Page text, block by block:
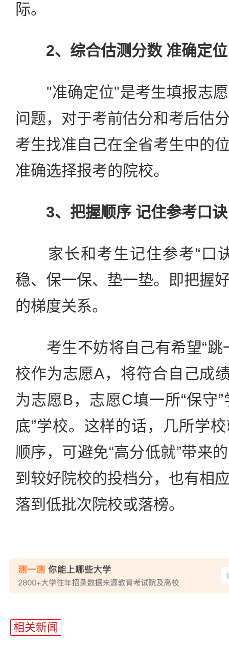
际。
2、综合估测分数 准确定位
"准确定位"是考生填报志愿
问题，对于考前估分和考后估
考生找准自己在全省考生中的
准确选择报考的院校。
3、把握顺序 记住参考口诀
家长和考生记住参考“口
稳、保一保、垫一垫。即把握
的梯度关系。
考生不妨将自己有希望“跳
校作为志愿A，将符合自己成
为志愿B，志愿C填一所“保守
底”学校。这样的话，几所学
顺序，可避免“高分低就”带来
到较好院校的投档分，也有相
落到低批次院校或落榜。
相关新闻